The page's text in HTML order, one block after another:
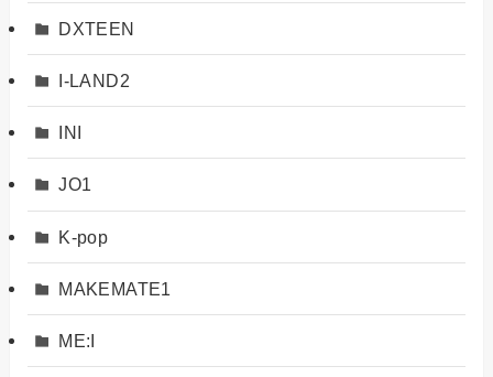
DXTEEN
I-LAND2
INI
JO1
K-pop
MAKEMATE1
ME:I